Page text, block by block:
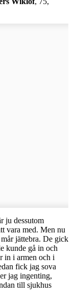
ju dessutom
vara med. Men nu
jättebra. De gick
kunde gå in och
in i armen och i
fick jag sova
jag ingenting,
till sjukhus